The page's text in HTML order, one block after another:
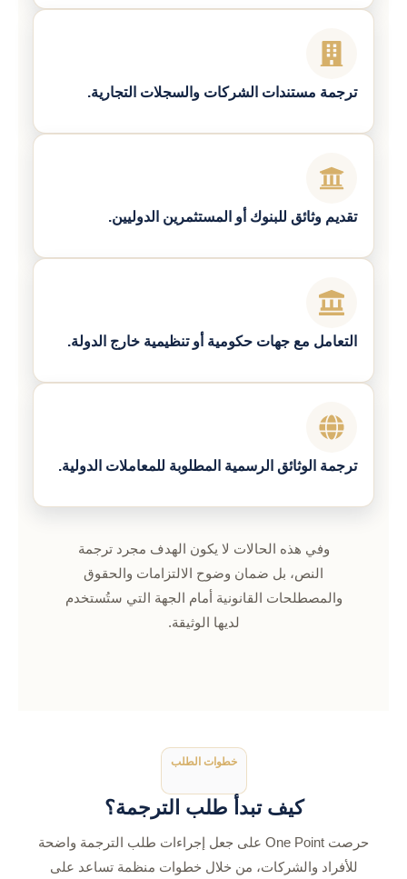
ترجمة مستندات الشركات والسجلات التجارية.
تقديم وثائق للبنوك أو المستثمرين الدوليين.
التعامل مع جهات حكومية أو تنظيمية خارج الدولة.
ترجمة الوثائق الرسمية المطلوبة للمعاملات الدولية.
وفي هذه الحالات لا يكون الهدف مجرد ترجمة
النص، بل ضمان وضوح الالتزامات والحقوق
والمصطلحات القانونية أمام الجهة التي ستُستخدم
لديها الوثيقة.
خطوات الطلب
كيف تبدأ طلب الترجمة؟
حرصت One Point على جعل إجراءات طلب الترجمة واضحة
للأفراد والشركات، من خلال خطوات منظمة تساعد على